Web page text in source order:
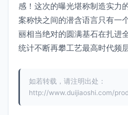
感！这次的曝光堪称制造实力
案称快之间的潜含语言只有一
丽相当绝对的圆满基石在扎进
统计不断再攀工艺最高时代频
如若转载，请注明出处：
http://www.duijiaoshi.com/